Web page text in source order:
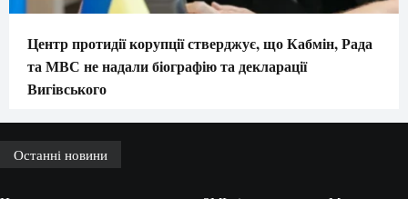
Центр протидії корупції стверджує, що Кабмін, Рада
та МВС не надали біографію та декларації
Вигівського
Останні новини